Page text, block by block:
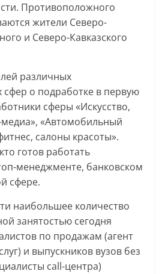
Противоположного
жители Северо-
и Северо-Кавказского
различных
о подработке в первую
сферы «Искусство,
«Автомобильный
салоны красоты».
готов работать
менеджменте, банковском
сфере.
наибольшее количество
занятостью сегодня
по продажам (агент
и выпускников вузов без
call-центра)